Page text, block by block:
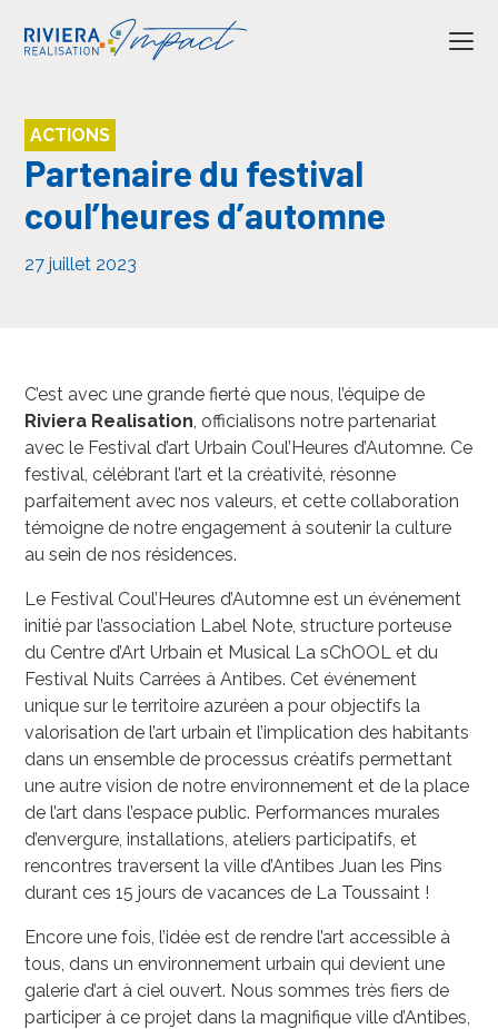
ACTIONS
Partenaire du festival
coul’heures d’automne
27 juillet 2023
C’est avec une grande fierté que nous, l’équipe de
Riviera Realisation, officialisons notre partenariat
avec le Festival d’art Urbain Coul’Heures d’Automne. Ce
festival, célébrant l’art et la créativité, résonne
parfaitement avec nos valeurs, et cette collaboration
témoigne de notre engagement à soutenir la culture
au sein de nos résidences.
Le Festival Coul’Heures d’Automne est un événement
initié par l’association Label Note, structure porteuse
du Centre d’Art Urbain et Musical La sChOOL et du
Festival Nuits Carrées à Antibes. Cet événement
unique sur le territoire azuréen a pour objectifs la
valorisation de l’art urbain et l’implication des habitants
dans un ensemble de processus créatifs permettant
une autre vision de notre environnement et de la place
de l’art dans l’espace public. Performances murales
d’envergure, installations, ateliers participatifs, et
rencontres traversent la ville d’Antibes Juan les Pins
durant ces 15 jours de vacances de La Toussaint !
Encore une fois, l’idée est de rendre l’art accessible à
tous, dans un environnement urbain qui devient une
galerie d’art à ciel ouvert. Nous sommes très fiers de
participer à ce projet dans la magnifique ville d’Antibes,